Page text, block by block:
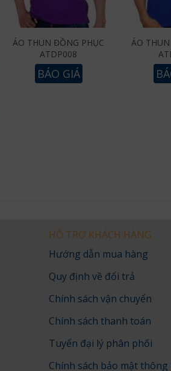
ÁO THUN ĐỒNG PHỤC
ATDP008
BÁO GIÁ
ÁO
HỖ TRỢ KHÁCH HÀNG
Hướng dẫn mua hàng
Quy định về đổi trả
Chính sách vận chuyển
Chính sách thanh toán
Tuyển đại lý phân phối
Chính sách bảo mật thông